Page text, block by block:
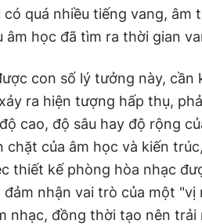
có quá nhiều tiếng vang, âm
âm học đã tìm ra thời gian
con số lý tưởng này,
ra hiện tượng hấp thụ,
cao, độ sâu hay độ rộng
chặt của âm học và kiến
thiết kế phòng hòa nhạc
đảm nhận vai trò của một
nhạc, đồng thời tạo nên